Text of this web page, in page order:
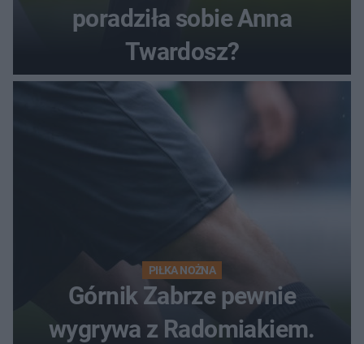
poradziła sobie Anna
Twardosz?
PIŁKA NOŻNA
Górnik Zabrze pewnie
wygrywa z Radomiakiem.